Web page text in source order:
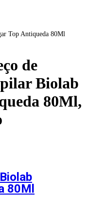
Top Antiqueda 80Ml
de
Biolab
80Ml,
80Ml